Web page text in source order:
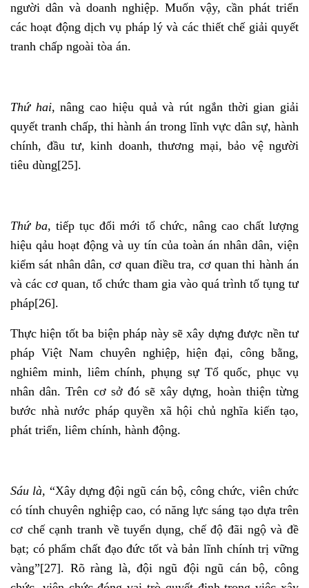
người dân và doanh nghiệp. Muốn vậy, cần phát triển
các hoạt động dịch vụ pháp lý và các thiết chế giải quyết
tranh chấp ngoài tòa án.
Thứ hai, nâng cao hiệu quả và rút ngắn thời gian giải
quyết tranh chấp, thi hành án trong lĩnh vực dân sự, hành
chính, đầu tư, kinh doanh, thương mại, bảo vệ người
tiêu dùng[25].
Thứ ba, tiếp tục đổi mới tổ chức, nâng cao chất lượng
hiệu qảu hoạt động và uy tín của toàn án nhân dân, viện
kiểm sát nhân dân, cơ quan điều tra, cơ quan thi hành án
và các cơ quan, tổ chức tham gia vào quá trình tố tụng tư
pháp[26].
Thực hiện tốt ba biện pháp này sẽ xây dựng được nền tư
pháp Việt Nam chuyên nghiệp, hiện đại, công bằng,
nghiêm minh, liêm chính, phụng sự Tổ quốc, phục vụ
nhân dân. Trên cơ sở đó sẽ xây dựng, hoàn thiện từng
bước nhà nước pháp quyền xã hội chủ nghĩa kiến tạo,
phát triển, liêm chính, hành động.
Sáu là, “Xây dựng đội ngũ cán bộ, công chức, viên chức
có tính chuyên nghiệp cao, có năng lực sáng tạo dựa trên
cơ chế cạnh tranh về tuyển dụng, chế độ đãi ngộ và đề
bạt; có phẩm chất đạo đức tốt và bản lĩnh chính trị vững
vàng”[27]. Rõ ràng là, đội ngũ đội ngũ cán bộ, công